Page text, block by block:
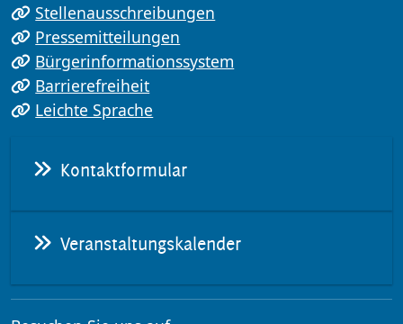
Stellenausschreibungen
Pressemitteilungen
Bürgerinformationssystem
Barrierefreiheit
Leichte Sprache
Kontaktformular
Veranstaltungskalender